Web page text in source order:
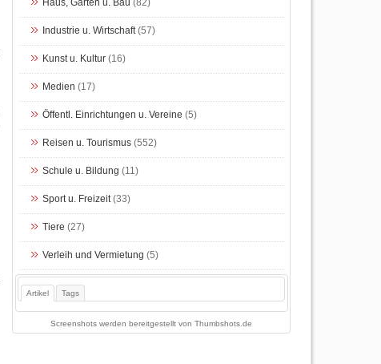
Haus, Garten u. Bau (82)
Industrie u. Wirtschaft(57)
Kunst u. Kultur(16)
Medien (17)
Öffentl. Einrichtungen u. Vereine (5)
Reisen u. Tourismus(552)
Schule u. Bildung (11)
Sport u. Freizeit(33)
Tiere (27)
Verleih und Vermietung (5)
Artikel Tags
Screenshots werden bereitgestellt vonThumbshots.de